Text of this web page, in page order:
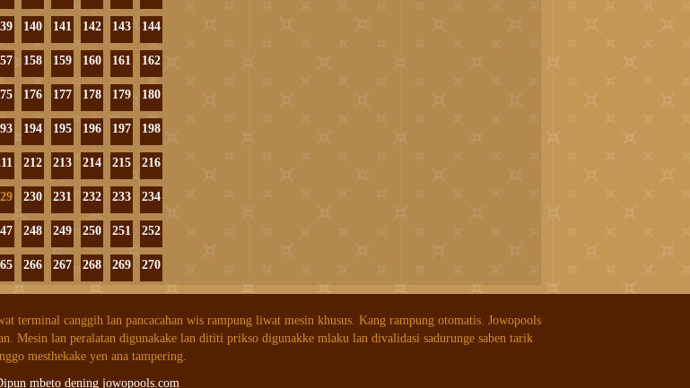
140 141 142 143 144
158 159 160 161 162
176 177 178 179 180
194 195 196 197 198
212 213 214 215 216
230 231 232 233 234
248 249 250 251 252
266 267 268 269 270
terminal canggih lan pancacahan wis rampung liwat mesin khusus. Kang rampung otomatis. Jowopools
Mesin lan peralatan digunakake lan dititi prikso digunakke mlaku lan divalidasi sadurunge saben tarik
mesthekake yen ana tampering.
mbeto dening jowopools.com